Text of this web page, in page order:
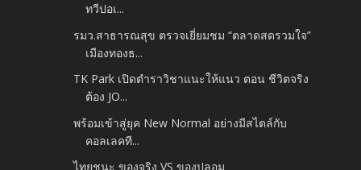
ทวีปอเ...
รมว.สาธารณสุข ตรวจเยี่ยมชม “ตลาดสดรวมใจ”
เมืองทองธ...
TK Park เปิดตำราวิชาแนะให้แนว ตอน ชีวิตจริง
ต้อง JO...
พร้อมเข้าสู่ยุค New Normal อย่างมีสไตล์กับ
คอลเลคที...
ไทยชนะ ของจริง VS ของปลอม